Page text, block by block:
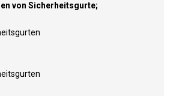
von Sicherheitsgurte;